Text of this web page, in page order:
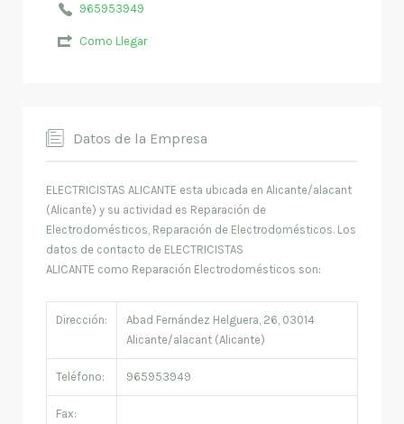
965953949
Como Llegar
Datos de la Empresa
ELECTRICISTAS ALICANTE esta ubicada en Alicante/alacant
(Alicante) y su actividad es Reparación de
Electrodomésticos, Reparación de Electrodomésticos. Los
datos de contacto de ELECTRICISTAS
ALICANTE como Reparación Electrodomésticos son:
Dirección:
Abad Fernández Helguera, 26, 03014
Alicante/alacant (Alicante)
Teléfono: 965953949
Fax: